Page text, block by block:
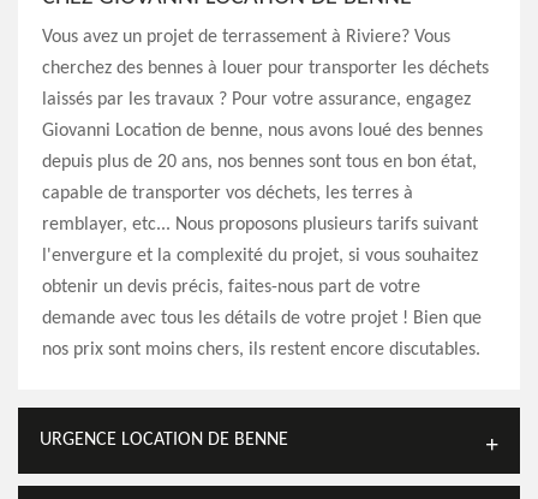
Vous avez un projet de terrassement à Riviere? Vous
cherchez des bennes à louer pour transporter les déchets
laissés par les travaux ? Pour votre assurance, engagez
Giovanni Location de benne, nous avons loué des bennes
depuis plus de 20 ans, nos bennes sont tous en bon état,
capable de transporter vos déchets, les terres à
remblayer, etc... Nous proposons plusieurs tarifs suivant
l'envergure et la complexité du projet, si vous souhaitez
obtenir un devis précis, faites-nous part de votre
demande avec tous les détails de votre projet ! Bien que
nos prix sont moins chers, ils restent encore discutables.
URGENCE LOCATION DE BENNE